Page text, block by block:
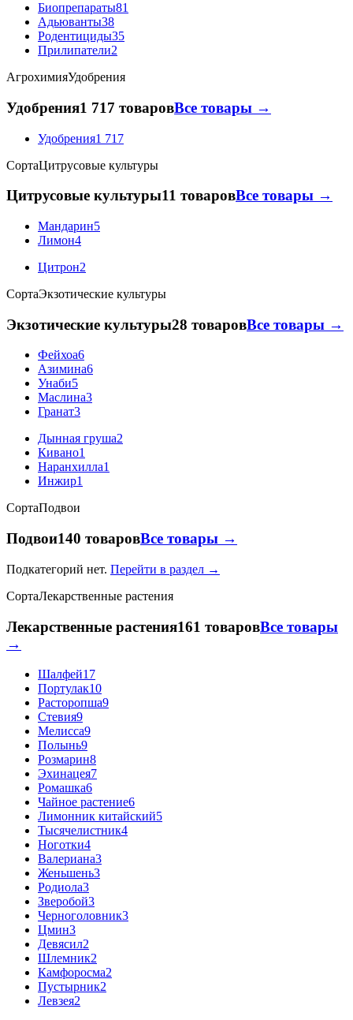
Биопрепараты81
Адьюванты38
Родентициды35
Прилипатели2
АгрохимияУдобрения
Удобрения1 717 товаровВсе товары →
Удобрения1 717
СортаЦитрусовые культуры
Цитрусовые культуры11 товаровВсе товары →
Мандарин5
Лимон4
Цитрон2
СортаЭкзотические культуры
Экзотические культуры28 товаровВсе товары →
Фейхоа6
Азимина6
Унаби5
Маслина3
Гранат3
Дынная груша2
Кивано1
Наранхилла1
Инжир1
СортаПодвои
Подвои140 товаровВсе товары →
Подкатегорий нет. Перейти в раздел →
СортаЛекарственные растения
Лекарственные растения161 товаровВсе товары
→
Шалфей17
Портулак10
Расторопша9
Стевия9
Мелисса9
Полынь9
Розмарин8
Эхинацея7
Ромашка6
Чайное растение6
Лимонник китайский5
Тысячелистник4
Ноготки4
Валериана3
Женьшень3
Родиола3
Зверобой3
Черноголовник3
Цмин3
Девясил2
Шлемник2
Камфоросма2
Пустырник2
Левзея2